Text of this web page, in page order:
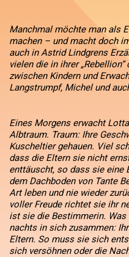
Manchmal möchte man als
machen – und macht doch
auch in Astrid Lindgrens
vielen die in ihrer
zwischen Kindern und
Langstrumpf, Michel und
Eines Morgens erwacht
Albtraum. Traum: Ihre
Kuscheltier gehauen. Viel
dass die Eltern sie nicht
enttäuscht, so dass sie eine
dem Dachboden von Tante
Art leben und nie wieder
voller Freude richtet sie ihr
ist sie die Bestimmerin.
nachts in sich zusammen:
Eltern. So muss sie sich
sich versöhnen oder die